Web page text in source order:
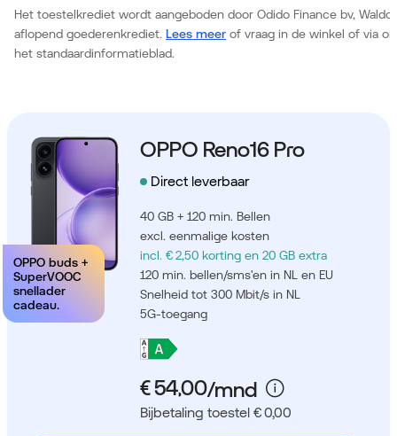
Het toestelkrediet wordt aangeboden door Odido Finance bv,
aflopend goederenkrediet. Lees meer of vraag in de winkel of via
het standaardinformatieblad.
OPPO buds +
SuperVOOC
snellader
cadeau.
OPPO Reno16 Pro
Direct leverbaar
40 GB + 120 min. Bellen
excl. eenmalige kosten
incl. € 2,50 korting en 20 GB extra
120 min. bellen/sms'en in NL en EU
Snelheid tot 300 Mbit/s in NL
5G-toegang
Bijbetaling toestel € 0,00